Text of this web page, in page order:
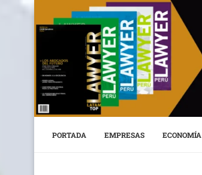
PORTADA EMPRESAS ECONOMÍA